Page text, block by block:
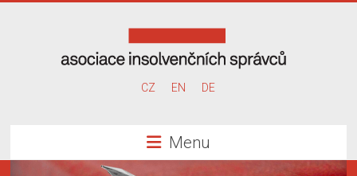
správců
CZ EN DE
Menu